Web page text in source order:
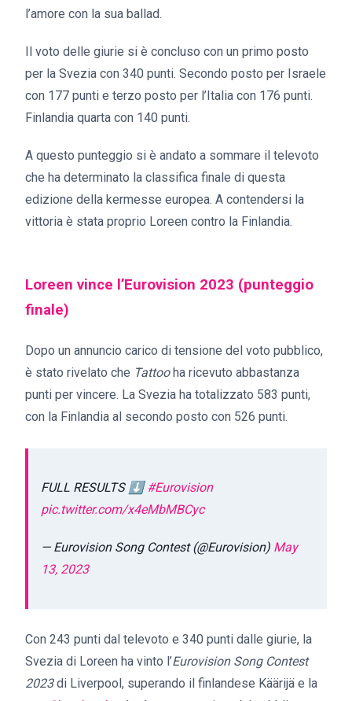
l’amore con la sua ballad.
Il voto delle giurie si è concluso con un primo posto
per la Svezia con 340 punti. Secondo posto per Israele
con 177 punti e terzo posto per l’Italia con 176 punti.
Finlandia quarta con 140 punti.
A questo punteggio si è andato a sommare il televoto
che ha determinato la classifica finale di questa
edizione della kermesse europea. A contendersi la
vittoria è stata proprio Loreen contro la Finlandia.
Loreen vince l’Eurovision 2023 (punteggio
finale)
Dopo un annuncio carico di tensione del voto pubblico,
è stato rivelato che Tattooha ricevuto abbastanza
punti per vincere. La Svezia ha totalizzato 583 punti,
con la Finlandia al secondo posto con 526 punti.
FULL RESULTS ⬇️#Eurovision
pic.twitter.com/x4eMbMBCyc
— Eurovision Song Contest (@Eurovision) May
13, 2023
Con 243 punti dal televoto e 340 punti dalle giurie, la
Svezia di Loreen ha vinto l’Eurovision Song Contest
2023di Liverpool, superando il finlandese Käärijä e la